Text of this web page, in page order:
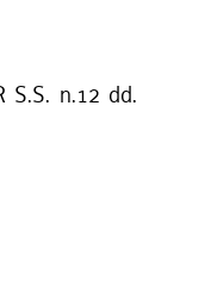
S.S. n.12 dd.